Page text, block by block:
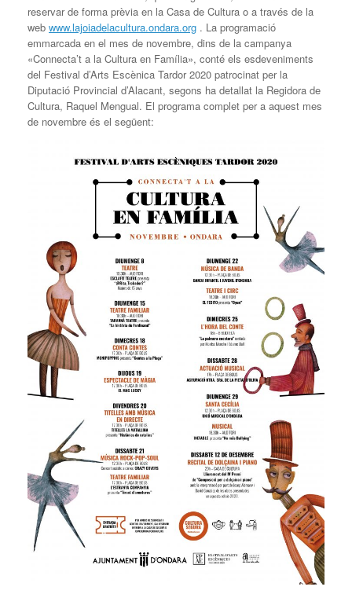
reservar de forma prèvia en la Casa de Cultura o a través de la
web www.lajoiadelacultura.ondara.org . La programació
emmarcada en el mes de novembre, dins de la campanya
«Connecta’t a la Cultura en Família», conté els esdeveniments
del Festival d’Arts Escènica Tardor 2020 patrocinat per la
Diputació Provincial d’Alacant, segons ha detallat la Regidora de
Cultura, Raquel Mengual. El programa complet per a aquest mes
de novembre és el següent: